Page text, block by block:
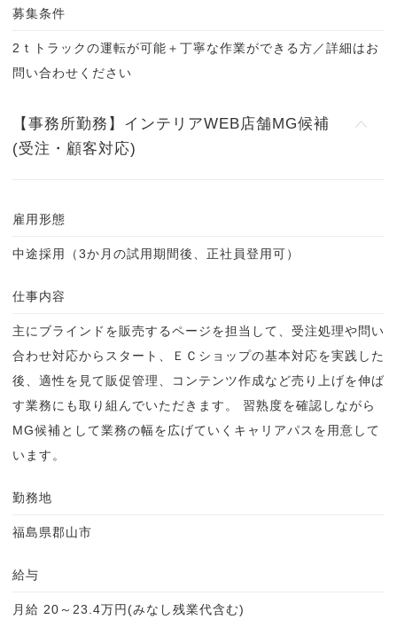
募集条件
2ｔトラックの運転が可能＋丁寧な作業ができる方／詳細はお
問い合わせください
【事務所勤務】インテリアWEB店舗MG候補
(受注・顧客対応)
雇用形態
中途採用（3か月の試用期間後、正社員登用可）
仕事内容
主にブラインドを販売するページを担当して、受注処理や問い
合わせ対応からスタート、ＥＣショップの基本対応を実践した
後、適性を見て販促管理、コンテンツ作成など売り上げを伸ば
す業務にも取り組んでいただきます。 習熟度を確認しながら
MG候補として業務の幅を広げていくキャリアパスを用意して
います。
勤務地
福島県郡山市
給与
月給 20～23.4万円(みなし残業代含む)